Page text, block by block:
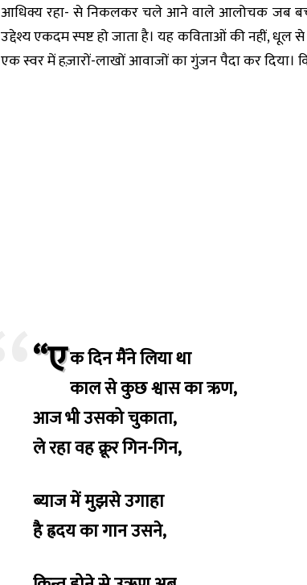
आधिक्य रहा- से निकलकर चले आने वाले आलोचक जब
उद्देश्य एकदम स्पष्ट हो जाता है। यह कविताओं की नहीं,
एक स्वर में हज़ारों-लाखों आवाजों का गुंजन पैदा कर दिया।
“एक दिन मैंने लिया था
काल से कुछ श्वास का ऋण,
आज भी उसको चुकाता,
ले रहा वह क्रूर गिन-गिन,
ब्याज में मुझसे उगाहा
है ह्रदय का गान उसने,